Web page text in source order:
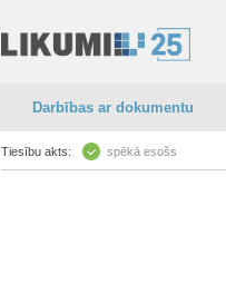
Darbības ar dokumentu
Tiesību akts: spēkā esošs